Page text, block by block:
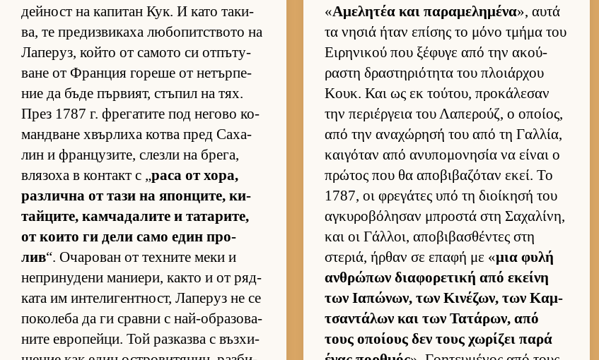
дей­ност на ка­пи­тан Кук. И като та­ки­
ва, те пре­диз­ви­каха лю­бо­пит­с­твото на
Ла­пе­руз, който от са­мото си от­пъ­ту­
ване от Фран­ция го­реше от не­тър­пе­
ние да бъде пър­ви­ят, стъ­пил на тях.
През 1787 г. фре­га­тите под не­гово ко­
ман­д­ване хвър­лиха котва пред Са­ха­
лин и фран­цу­зи­те, слезли на бре­га,
вля­зоха в кон­такт с „раса от хо­ра,
раз­лична от тази на япон­ци­те, ки­
тай­ци­те, кам­ча­да­лите и та­та­ри­те,
от ко­ито ги дели само един про­
лив“. Оча­ро­ван от тех­ните меки и
неп­ри­ну­дени ма­ни­е­ри, както и от ряд­
ката им ин­те­ли­ген­т­ност, Ла­пе­руз не се
по­ко­леба да ги сравни с най-об­ра­зо­ва­
ните ев­ро­пей­ци. Той раз­казва с въз­хи­
«Αμελητέα και παραμελημένα», αυτά
τα νησιά ήταν επίσης το μόνο τμήμα του
Ει­ρηνικού που ξέφυγε από την ακού­
ραστη δραστηριότητα του πλοιάρ­χου
Κουκ. Και ως εκ τού­του, προκάλεσαν
την περιέρ­γεια του Λαπερούζ, ο οποί­ος,
από την αναχώρησή του από τη Γαλ­λία,
και­γόταν από ανυπομονησία να εί­ναι ο
πρώτος που θα αποβιβαζόταν εκεί. Το
1787, οι φρεγάτες υπό τη διοί­κησή του
αγκυροβόλησαν μπροστά στη Σαχαλίνη,
και οι Γάλ­λοι, αποβιβασθέντες στη
στεριά, ήρ­θαν σε επαφή με «μια φυλή
αν­θρώπων δια­φορετική από εκείνη
των Ια­πώνων, των Κινέζων, των Καμ­
τσαντάλων και των Τατάρων, από
τους οποί­ους δεν τους χωρίζει παρά